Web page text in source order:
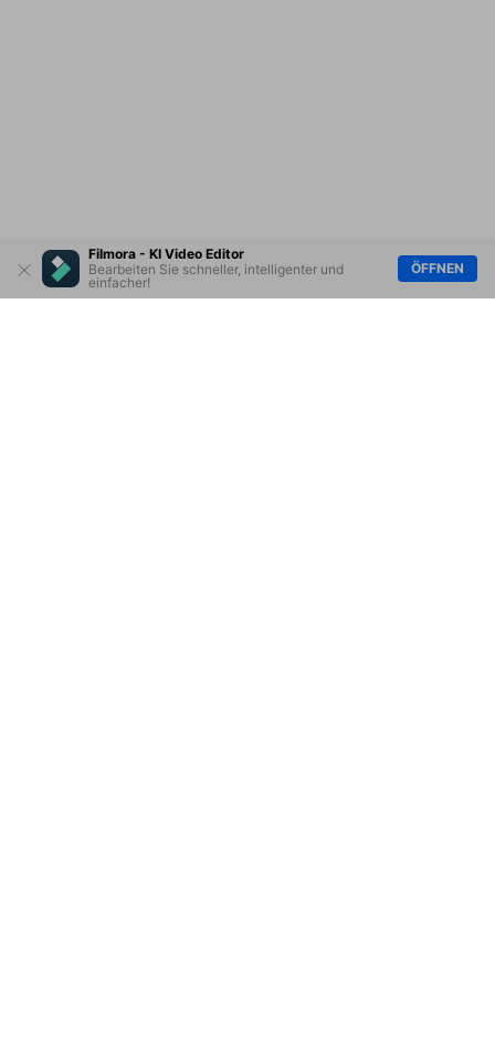
Filmora - KI Video Editor
Bearbeiten Sie schneller, intelligenter und
einfacher!
ÖFFNEN